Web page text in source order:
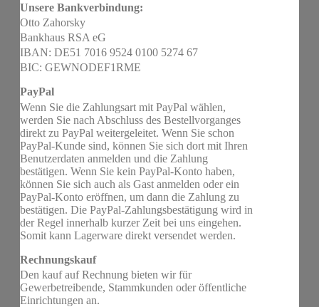
Unsere Bankverbindung:
Otto Zahorsky
Bankhaus RSA eG
IBAN: DE51 7016 9524 0100 5274 67
BIC: GEWNODEF1RME
PayPal
Wenn Sie die Zahlungsart mit PayPal wählen,
werden Sie nach Abschluss des Bestellvorganges
direkt zu PayPal weitergeleitet. Wenn Sie schon
PayPal-Kunde sind, können Sie sich dort mit Ihren
Benutzerdaten anmelden und die Zahlung
bestätigen. Wenn Sie kein PayPal-Konto haben,
können Sie sich auch als Gast anmelden oder ein
PayPal-Konto eröffnen, um dann die Zahlung zu
bestätigen. Die PayPal-Zahlungsbestätigung wird in
der Regel innerhalb kurzer Zeit bei uns eingehen.
Somit kann Lagerware direkt versendet werden.
Rechnungskauf
Den kauf auf Rechnung bieten wir für
Gewerbetreibende, Stammkunden oder öffentliche
Einrichtungen an.